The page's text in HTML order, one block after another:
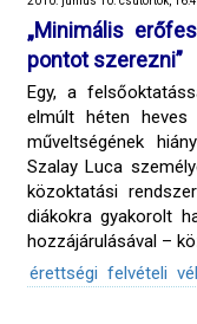
„Minimális
pontot szerezni”
Egy, a
elmúlt héten
műveltségének
Szalay Luca
közoktatási
diákokra gyakorolt
hozzájárulásával –
érettségi felvételi